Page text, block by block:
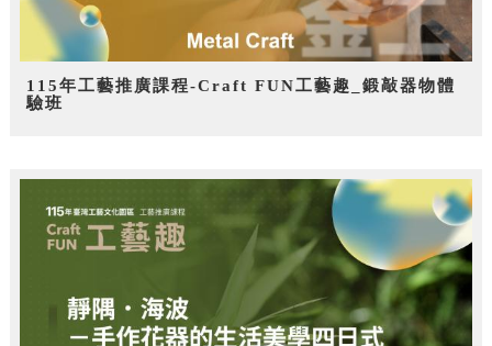
115年工藝推廣課程-Craft FUN工藝趣_鍛敲器物體
驗班